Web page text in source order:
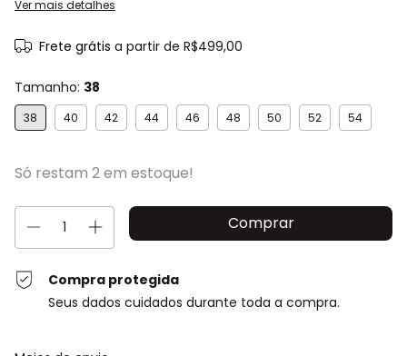
Ver mais detalhes
Frete grátis a partir de R$499,00
Tamanho: 38
38 40 42 44 46 48 50 52 54
Só restam 2em estoque!
Compra protegida
Seus dados cuidados durante toda a compra.
Entregas para o CEP: